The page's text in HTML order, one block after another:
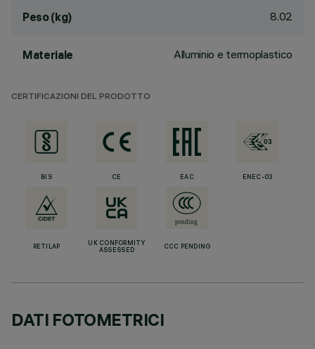
Peso (kg) 8.02
Materiale Alluminio e termoplastico
CERTIFICAZIONI DEL PRODOTTO
BIS CE EAC ENEC-03
RETILAP
UK CONFORMITY
ASSESSED
CCC PENDING
DATI FOTOMETRICI